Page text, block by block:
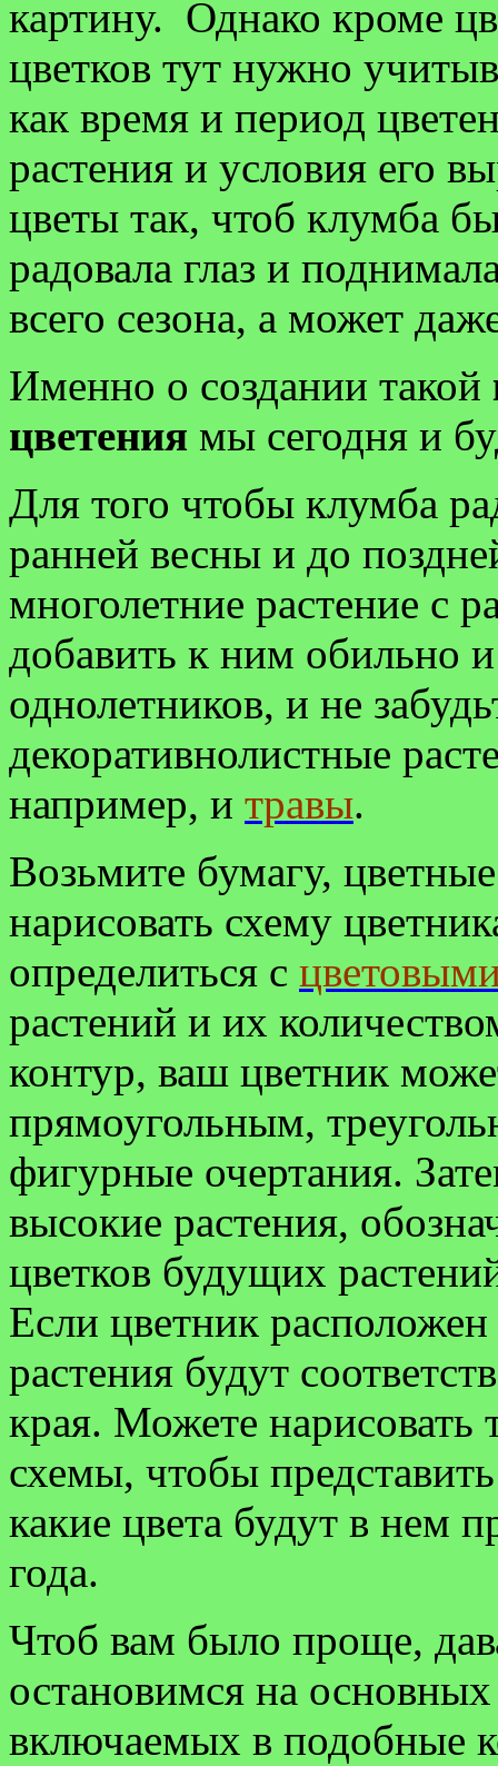
картину. Однако кроме
цветков тут нужно
как время и период
растения и условия его
цветы так, чтоб клумба
радовала глаз и
всего сезона, а может
Именно о создании такой
цветения мы сегодня и
Для того чтобы клумба
ранней весны и до
многолетние растение с
добавить к ним обильно
однолетников, и не
декоративнолистные
например, и травы.
Возьмите бумагу,
нарисовать схему
определиться с
растений и их
контур, ваш цветник
прямоугольным,
фигурные очертания.
высокие растения,
цветков будущих
Если цветник
растения будут
края. Можете нарисовать
схемы, чтобы
какие цвета будут в нем
года.
Чтоб вам было проще,
остановимся на
включаемых в подобные